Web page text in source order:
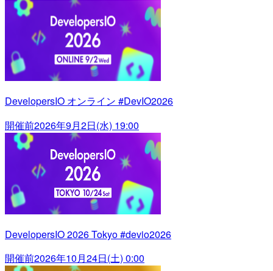
DevelopersIO オンライン #DevIO2026
開催前2026年9月2日(水) 19:00
DevelopersIO 2026 Tokyo #devio2026
開催前2026年10月24日(土) 0:00